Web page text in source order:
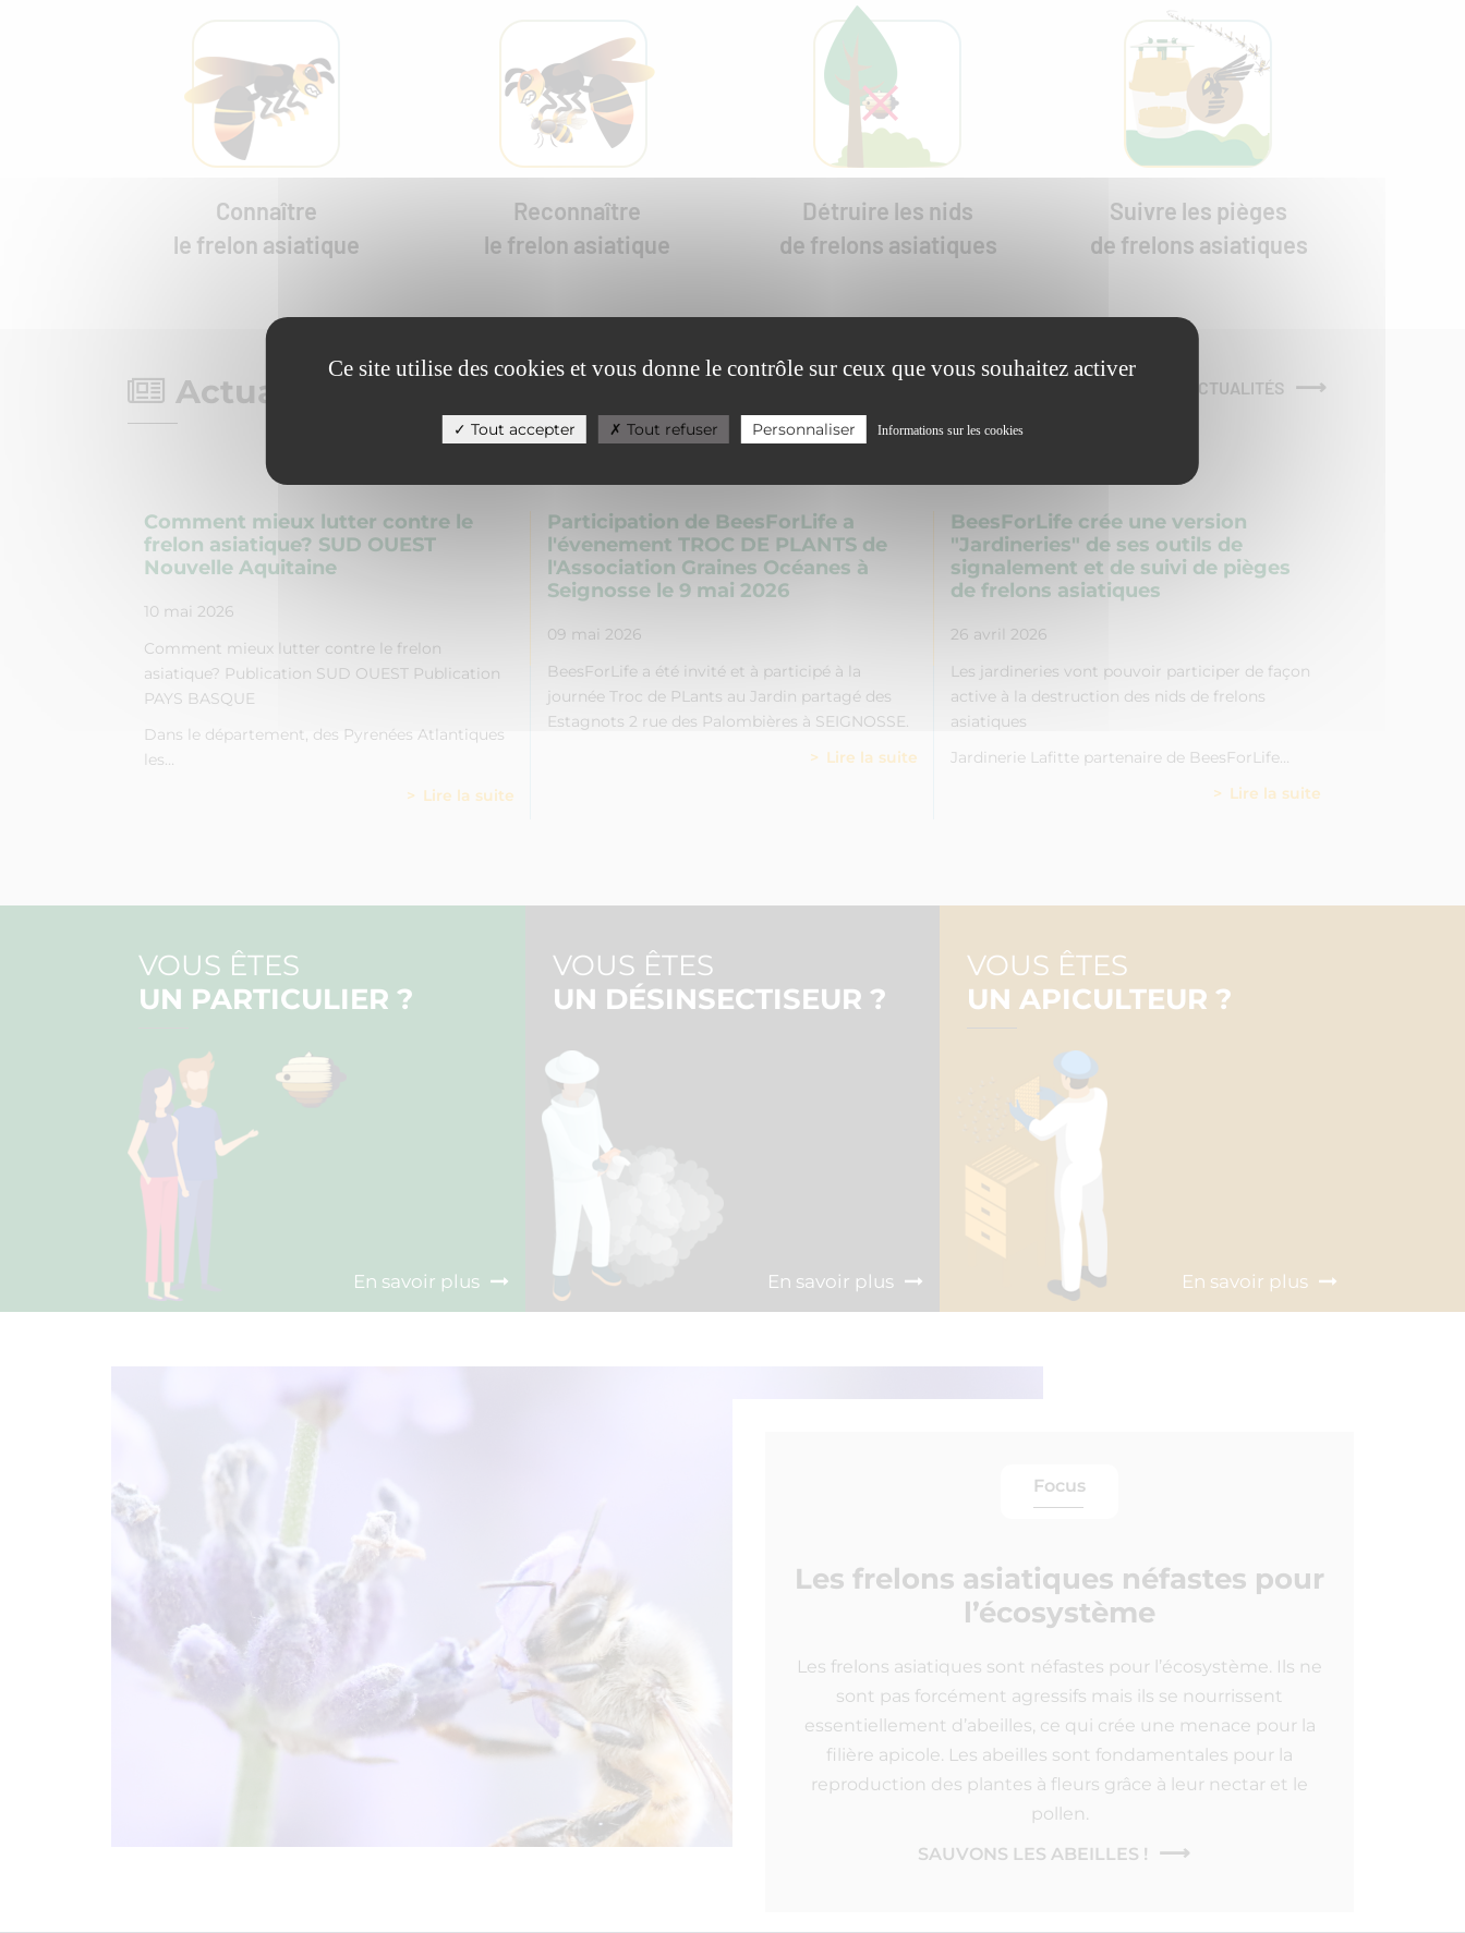
Ce site utilise des cookies et vous donne le contrôle sur ceux que vous souhaitez activer
Tout accepter Tout refuser Personnaliser Informations sur les cookies
Connaître
le frelon asiatique
Reconnaître
le frelon asiatique
Détruire les nids
de frelons asiatiques
Suivre les pièges
de frelons asiatiques
Actualités VOIR TOUTES LES ACTUALITÉS
Comment mieux lutter contre le
frelon asiatique? SUD OUEST
Nouvelle Aquitaine
10 mai 2026
Comment mieux lutter contre le frelon
asiatique? Publication SUD OUEST Publication
PAYS BASQUE
Dans le département, des Pyrenées Atlantiques
les…
Lire la suite
Participation de BeesForLife a
l'évenement TROC DE PLANTS de
l'Association Graines Océanes à
Seignosse le 9 mai 2026
09 mai 2026
BeesForLife a été invité et à participé à la
journée Troc de PLants au Jardin partagé des
Estagnots 2 rue des Palombières à SEIGNOSSE.
Lire la suite
BeesForLife crée une version
"Jardineries" de ses outils de
signalement et de suivi de pièges
de frelons asiatiques
26 avril 2026
Les jardineries vont pouvoir participer de façon
active à la destruction des nids de frelons
asiatiques
Jardinerie Lafitte partenaire de BeesForLife…
Lire la suite
VOUS ÊTES
UN PARTICULIER ?
En savoir plus
VOUS ÊTES
UN DÉSINSECTISEUR ?
En savoir plus
VOUS ÊTES
UN APICULTEUR ?
En savoir plus
Focus
Les frelons asiatiques néfastes pour
l’écosystème
Les frelons asiatiques sont néfastes pour l’écosystème. Ils ne
sont pas forcément agressifs mais ils se nourrissent
essentiellement d’abeilles, ce qui crée une menace pour la
filière apicole. Les abeilles sont fondamentales pour la
reproduction des plantes à fleurs grâce à leur nectar et le
pollen.
SAUVONS LES ABEILLES !